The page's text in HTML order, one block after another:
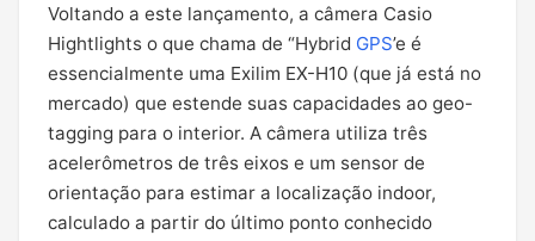
Voltando a este lançamento, a câmera Casio
Hightlights o que chama de “Hybrid GPS’e é
essencialmente uma Exilim EX-H10 (que já está no
mercado) que estende suas capacidades ao geo-
tagging para o interior. A câmera utiliza três
acelerômetros de três eixos e um sensor de
orientação para estimar a localização indoor,
calculado a partir do último ponto conhecido